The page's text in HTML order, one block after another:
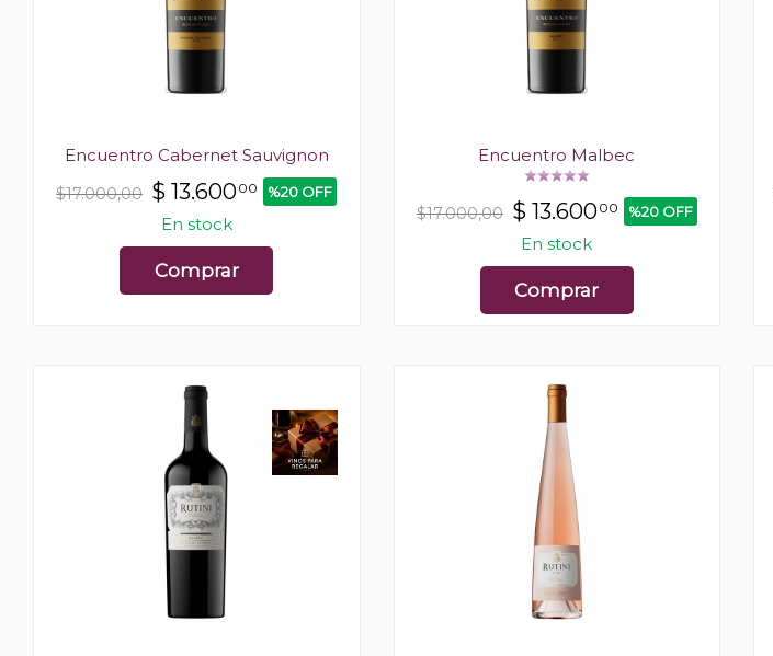
Encuentro Cabernet Sauvignon
$17.000,00 $13.60000 %20 OFF
En stock
Comprar
Encuentro Malbec
$17.000,00 $ 13.60000 %20 OFF
En stock
Comprar